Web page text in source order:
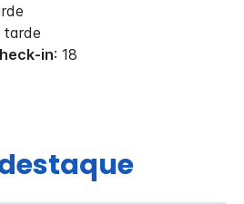
tarde
in: 18